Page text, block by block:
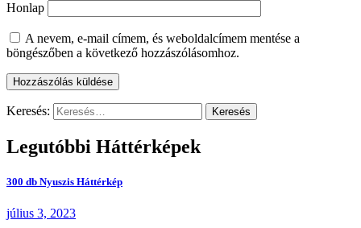
Honlap
A nevem, e-mail címem, és weboldalcímem mentése a
böngészőben a következő hozzászólásomhoz.
Keresés:
Legutóbbi Háttérképek
300 db Nyuszis Háttérkép
július 3, 2023